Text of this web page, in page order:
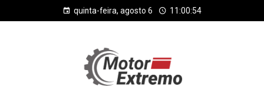
quinta-feira, agosto 6 11:00:54